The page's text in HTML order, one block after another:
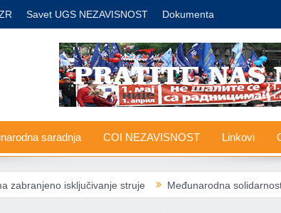
Savet UGS NEZAVISNOST Dokumenta
saradnja COI NEZAVISNOST Linkovi
struje Međunarodna solidarnost žrtvovana